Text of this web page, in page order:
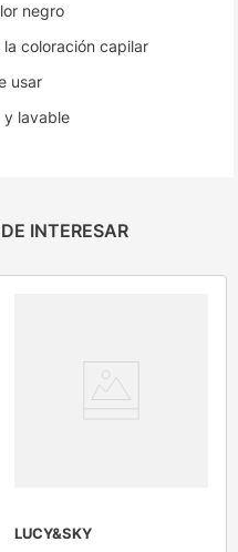
negro
coloración capilar
usar
y lavable
INTERESAR
LUCY&SKY